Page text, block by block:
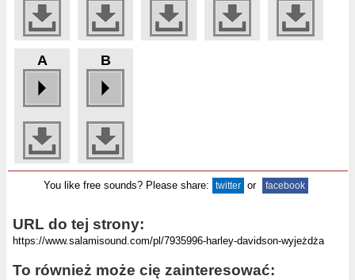
A B
You like free sounds? Please share: twitter or facebook
URL do tej strony:
To również może cię zainteresować: